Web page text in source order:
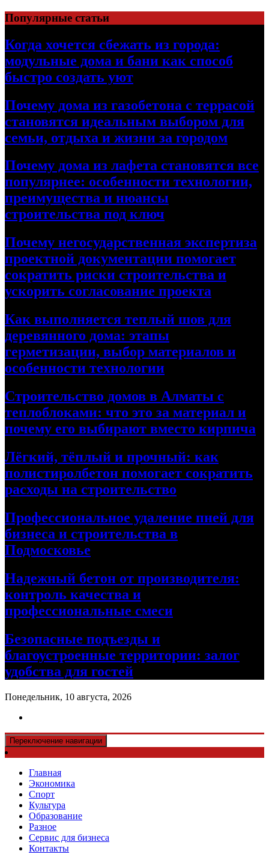
Перейти
к
содержимому
Популярные статьи
Когда хочется сбежать из города:
модульные дома и бани как способ
быстро создать уют
Почему дома из газобетона с террасой
становятся идеальным выбором для
семьи, отдыха и жизни за городом
Почему дома из лафета становятся все
популярнее: особенности технологии,
преимущества и нюансы
строительства под ключ
Почему негосударственная экспертиза
проектной документации помогает
сократить риски строительства и
ускорить согласование проекта
Как выполняется теплый шов для
деревянного дома: этапы
герметизации, выбор материалов и
особенности технологии
Строительство домов в Алматы с
теплоблоками: что это за материал и
почему его выбирают вместо кирпича
Лёгкий, тёплый и прочный: как
полистиролбетон помогает сократить
расходы на строительство
Профессиональное удаление пней для
бизнеса и строительства в
Подмосковье
Надежный бетон от производителя:
контроль качества и
профессиональные смеси
Безопасные подъезды и
благоустроенные территории: залог
удобства для гостей
Понедельник, 10 августа, 2026
Переключение навигации
Главная
Экономика
Спорт
Культура
Образование
Разное
Сервис для бизнеса
Контакты